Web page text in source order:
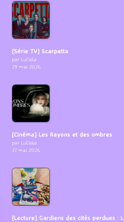
[Série TV] Scarpetta
par LuCioLe
29 mai 2026
[Cinéma] Les Rayons et des ombres
par LuCioLe
27 mai 2026
[Lecture] Gardiens des cités perdues :